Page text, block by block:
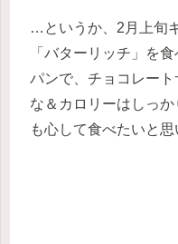
…というか、2月上旬
「バターリッチ」を
パンで、チョコレー
な＆カロリーはしっ
も心して食べたいと思